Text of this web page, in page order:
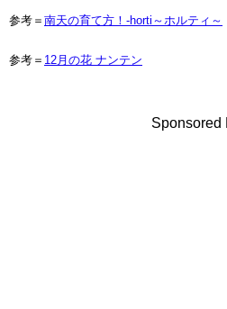
参考＝ 南天の育て方！‐horti～ホルティ～
参考＝ 12月の花 ナンテン
Sponsored